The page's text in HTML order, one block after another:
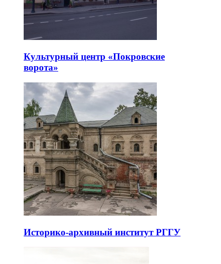
Культурный центр «Покровские
ворота»
Историко-архивный институт РГГУ